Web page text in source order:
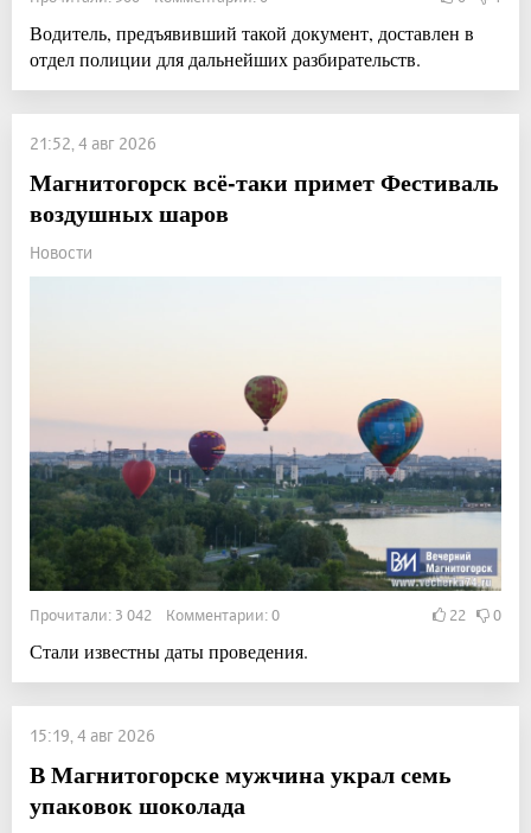
Водитель, предъявивший такой документ, доставлен в
отдел полиции для дальнейших разбирательств.
21:52, 4 авг 2026
Магнитогорск всё-таки примет Фестиваль
воздушных шаров
Новости
Прочитали: 3 042 Комментарии: 0 22 0
Стали известны даты проведения.
15:19, 4 авг 2026
В Магнитогорске мужчина украл семь
упаковок шоколада